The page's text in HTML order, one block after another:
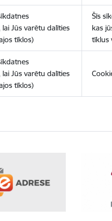
lai Jūs varētu dalīties
tīklos)
Šīs
kas
tīklus
lai Jūs varētu dalīties
tīklos)